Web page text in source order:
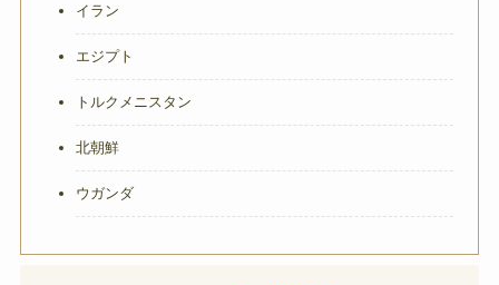
イラン
エジプト
トルクメニスタン
北朝鮮
ウガンダ